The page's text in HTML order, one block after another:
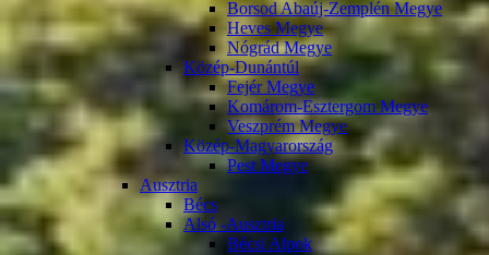
Borsod Abaúj-Zemplén Megye
Heves Megye
Nógrád Megye
Közép-Dunántúl
Fejér Megye
Komárom-Esztergom Megye
Veszprém Megye
Közép-Magyarország
Pest Megye
Ausztria
Bécs
Alsó -Ausztria
Bécsi Alpok